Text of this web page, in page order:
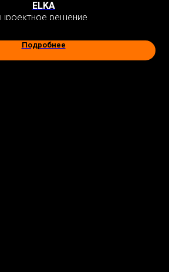
ELKA
Проектное решение
Подробнее